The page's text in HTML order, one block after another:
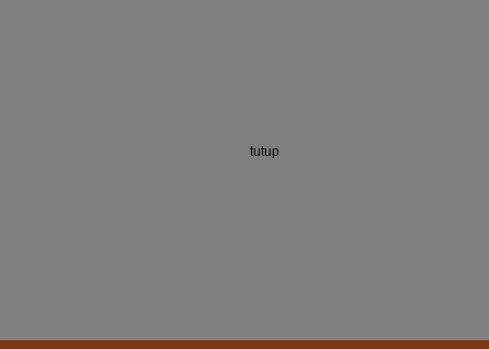
tutup